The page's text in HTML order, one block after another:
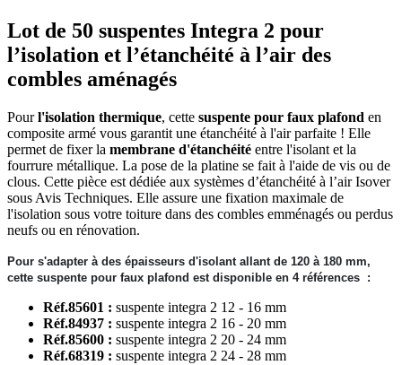
Lot de 50 suspentes Integra 2 pour
l’isolation et l’étanchéité à l’air des
combles aménagés
Pourl'isolation thermique, cette suspente pour faux plafond en
composite armé vous garantit une étanchéité à l'air parfaite ! Elle
permet de fixer la membrane d'étanchéité entre l'isolant et la
fourrure métallique. La pose de la platine se fait à l'aide de vis ou de
clous. Cette pièce est dédiée aux systèmes d’étanchéité à l’air Isover
sous Avis Techniques. Elle assure une fixation maximale de
l'isolation sous votre toiture dans des combles emménagés ou perdus
neufs ou en rénovation.
Pour s'adapter à des épaisseurs d'isolant allant de 120 à 180 mm,
cette suspente pour faux plafond est disponible en 4 références :
Réf.85601 : suspente integra 2 12 - 16 mm
Réf.84937 : suspente integra 2 16 - 20 mm
Réf.85600 : suspente integra 2 20 - 24 mm
Réf.68319 : suspente integra 2 24 - 28 mm